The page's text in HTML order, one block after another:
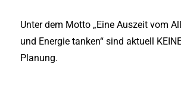
Unter dem Motto „Eine Auszeit vom
und Energie tanken“ sind aktuell
Planung.